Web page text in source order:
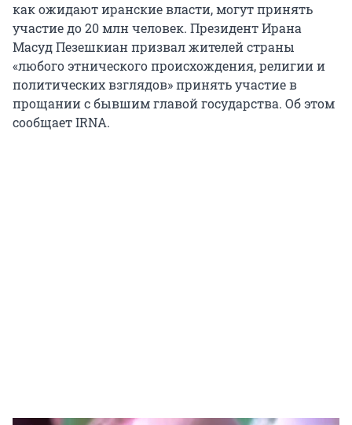
как ожидают иранские власти, могут принять
участие до 20 млн человек. Президент Ирана
Масуд Пезешкиан призвал жителей страны
«любого этнического происхождения, религии и
политических взглядов» принять участие в
прощании с бывшим главой государства. Об этом
сообщает IRNA.